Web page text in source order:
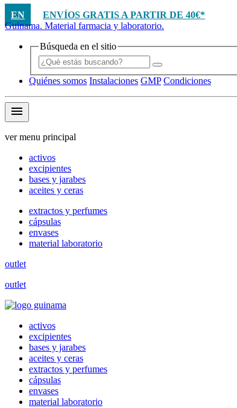
EN
ENVÍOS GRATIS A PARTIR DE 40€*
Guinama. Material farmacia y laboratorio.
Búsqueda en el sitio
Quiénes somos Instalaciones GMP Condiciones
menu
ver menu principal
activos
excipientes
bases y jarabes
aceites y ceras
extractos y perfumes
cápsulas
envases
material laboratorio
outlet
outlet
activos
excipientes
bases y jarabes
aceites y ceras
extractos y perfumes
cápsulas
envases
material laboratorio